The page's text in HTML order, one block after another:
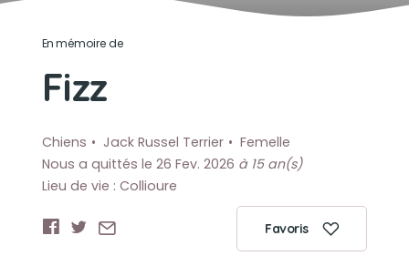
En mémoire de
Fizz
Chiens Jack Russel Terrier
Femelle
Nous a quittés le 26 Fev. 2026 à 15 an(s)
Lieu de vie : Collioure
Favoris